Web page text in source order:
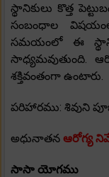
స్థానికులు కొత్త
సంబంధాల
సమయంలో ఈ
సాధ్యమవుతుంది.
శక్తివంతంగా ఉంటారు.
పరిహారము: శివుని
అధునాతన ఆరోగ్య
సాసా యోగము